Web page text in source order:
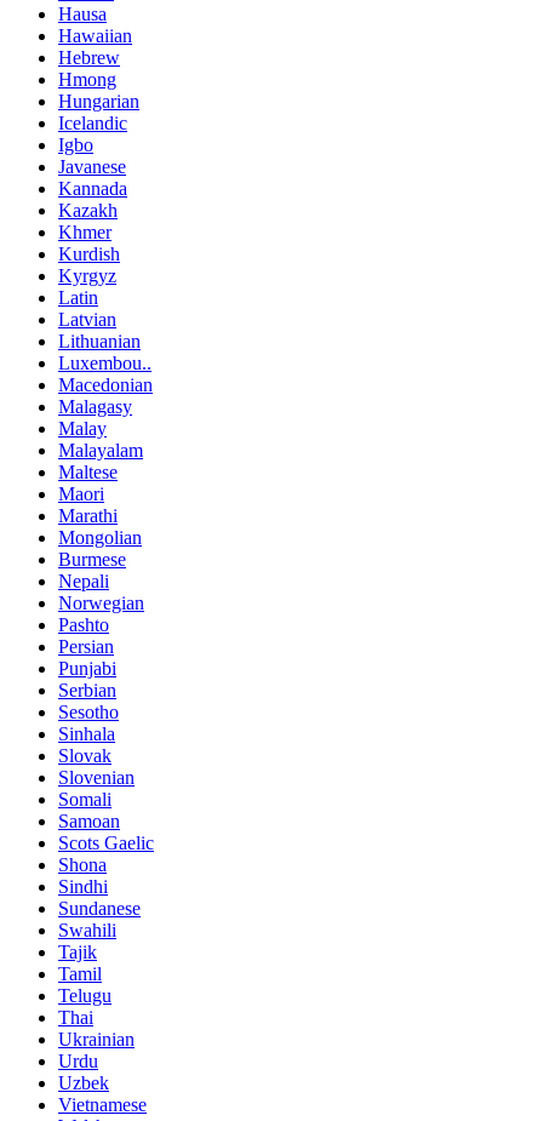
Hausa
Hawaiian
Hebrew
Hmong
Hungarian
Icelandic
Igbo
Javanese
Kannada
Kazakh
Khmer
Kurdish
Kyrgyz
Latin
Latvian
Lithuanian
Luxembou..
Macedonian
Malagasy
Malay
Malayalam
Maltese
Maori
Marathi
Mongolian
Burmese
Nepali
Norwegian
Pashto
Persian
Punjabi
Serbian
Sesotho
Sinhala
Slovak
Slovenian
Somali
Samoan
Scots Gaelic
Shona
Sindhi
Sundanese
Swahili
Tajik
Tamil
Telugu
Thai
Ukrainian
Urdu
Uzbek
Vietnamese